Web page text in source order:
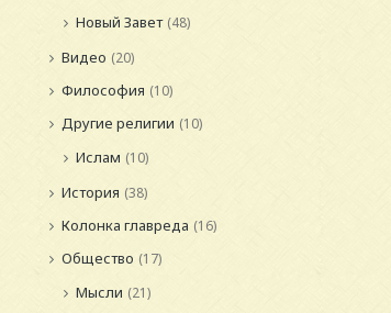
Новый Завет (48)
Видео (20)
Философия (10)
Другие религии (10)
Ислам (10)
История (38)
Колонка главреда (16)
Общество (17)
Мысли (21)